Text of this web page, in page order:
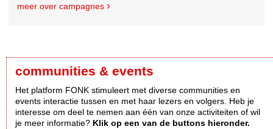
meer over campagnes
communities & events
Het platform FONK stimuleert met diverse communities en
events interactie tussen en met haar lezers en volgers. Heb je
interesse om deel te nemen aan één van onze activiteiten of wil
je meer informatie? Klik op een van de buttons hieronder.